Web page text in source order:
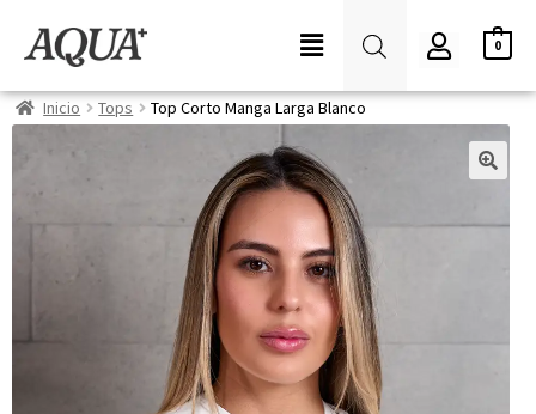
0
Inicio Tops Top Corto Manga Larga Blanco